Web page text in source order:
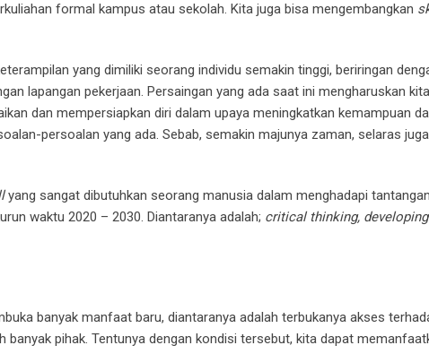
formal kampus atau sekolah. Kita juga bisa mengembangkan
yang dimiliki seorang individu semakin tinggi, beriringan
lapangan pekerjaan. Persaingan yang ada saat ini mengharuskan
dan mempersiapkan diri dalam upaya meningkatkan kemampuan
persoalan yang ada. Sebab, semakin majunya zaman, selaras
yang sangat dibutuhkan seorang manusia dalam menghadapi
waktu 2020 – 2030. Diantaranya adalah; critical thinking,
banyak manfaat baru, diantaranya adalah terbukanya akses
banyak pihak. Tentunya dengan kondisi tersebut, kita dapat